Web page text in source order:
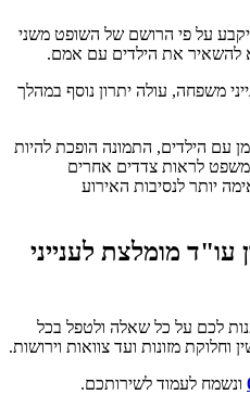
על פי הרושם של השופט משני
להשאיר את הילדים עם אמם.
משפחה, עולה יתרון נוסף במהלך
עם הילדים, התמונה הופכת להיות
לראות צדדים אחרים
יותר לנסיבות האירוע
עו"ד מומלצת לענייני
לכם על כל שאלה ולטפל בכל
וחלוקת מזונות ועד צוואות וירושות.
ונשמח לעמוד לשירותכם.